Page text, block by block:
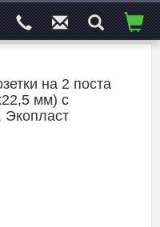
на 2 поста
мм) с
Экопласт